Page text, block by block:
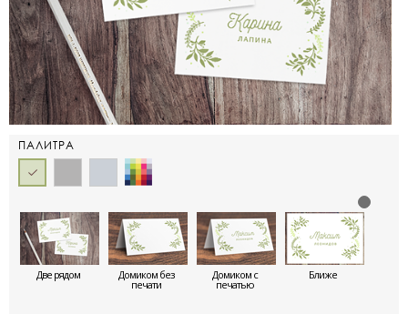
ПАЛИТРА
Две рядом Домиком без
печати
Домиком с
печатью
Ближе